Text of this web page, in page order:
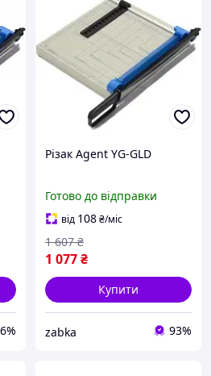
Різак Agent YG-GLD
Готово до відправки
від 108₴/міс
1 077₴
1 607 ₴
Купити
zabka 93%